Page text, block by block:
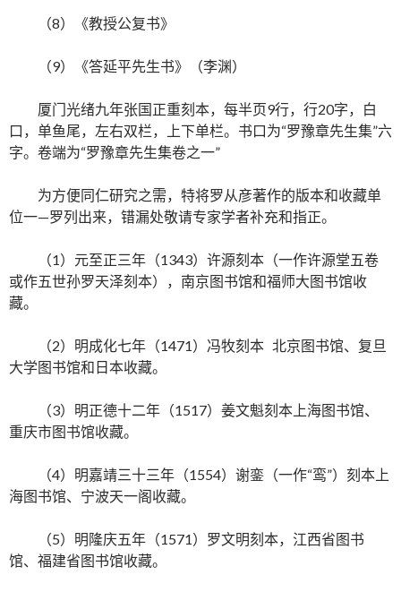
（8）《教授公复书》
（9）《答延平先生书》（李渊）
厦门光绪九年张国正重刻本，每半页9行，行20字，白
口，单鱼尾，左右双栏，上下单栏。书口为“罗豫章先生集”六
字。卷端为“罗豫章先生集卷之一”
为方便同仁研究之需，特将罗从彦著作的版本和收藏单
位一—罗列出来，错漏处敬请专家学者补充和指正。
（1）元至正三年（1343）许源刻本（一作许源堂五卷
或作五世孙罗天泽刻本），南京图书馆和福师大图书馆收
藏。
（2）明成化七年（1471）冯牧刻本 北京图书馆、复旦
大学图书馆和日本收藏。
（3）明正德十二年（1517）姜文魁刻本上海图书馆、
重庆市图书馆收藏。
（4）明嘉靖三十三年（1554）谢銮（一作“鸾”）刻本上
海图书馆、宁波天一阁收藏。
（5）明隆庆五年（1571）罗文明刻本，江西省图书
馆、福建省图书馆收藏。